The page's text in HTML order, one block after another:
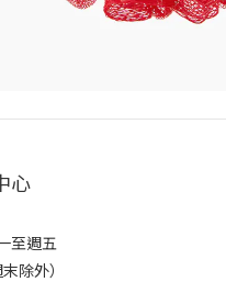
心
至週五
除外）